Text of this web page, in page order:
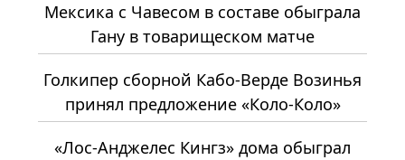
Мексика с Чавесом в составе обыграла
Гану в товарищеском матче
Голкипер сборной Кабо-Верде Возинья
принял предложение «Коло-Коло»
«Лос-Анджелес Кингз» дома обыграл